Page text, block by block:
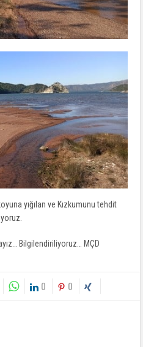
yığılan ve Kızkumunu tehdit
Bilgilendiriliyoruz… MÇD
0 0